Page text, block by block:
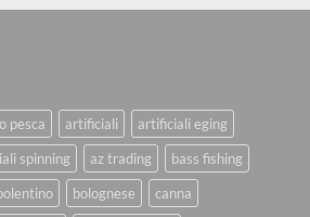
pesca artificiali
artificiali eging
spinning az trading
bass fishing
bolognese
canna